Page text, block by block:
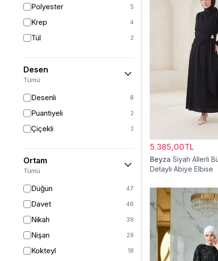
Polyester 5
Krep 4
Tül 2
Desen
Tümü
Desenli 8
Puantiyeli 2
Çiçekli 2
Ortam
Tümü
Düğün 47
Davet 46
Nikah 39
Nişan 29
Kokteyl 18
5.385,00TL
Beyza Siyah Allerli
Detaylı Abiye Elbise